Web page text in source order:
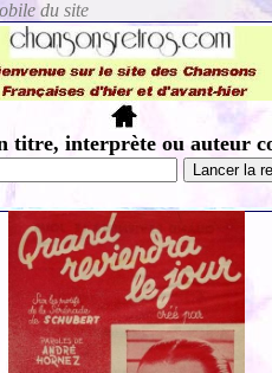
titre, interprète ou auteur